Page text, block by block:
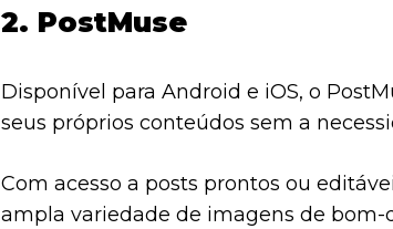
2. PostMuse
Disponível para Android e iOS, o
seus próprios conteúdos sem a
Com acesso a posts prontos ou
ampla variedade de imagens de